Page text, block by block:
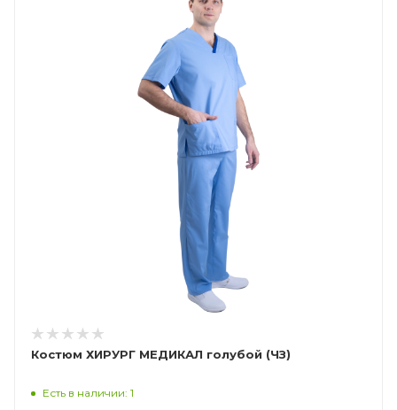
Костюм ХИРУРГ МЕДИКАЛ голубой (ЧЗ)
Есть в наличии: 1